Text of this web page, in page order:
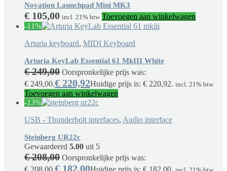
Novation Launchpad Mini MK3
€ 105,00 incl. 21% btw Toevoegen aan winkelwagen
-11%
Arturia keyboard, MIDI Keyboard
Arturia KeyLab Essential 61 MkIII White
€249,00 Oorspronkelijke prijs was:
€ 249,00.€ 220,92Huidige prijs is: € 220,92. incl. 21% btw
Toevoegen aan winkelwagen
-13%
USB - Thunderbolt interfaces, Audio interface
Steinberg UR22c
Gewaardeerd 5.00 uit 5
€208,00 Oorspronkelijke prijs was:
€ 208,00.€ 182,00Huidige prijs is: € 182,00.